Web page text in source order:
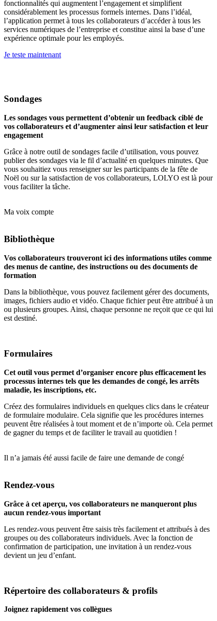
fonctionnalités qui augmentent l’engagement et simplifient
considérablement les processus formels internes. Dans l’idéal,
l’application permet à tous les collaborateurs d’accéder à tous les
services numériques de l’entreprise et constitue ainsi la base d’une
expérience optimale pour les employés.
Je teste maintenant
Sondages
Les sondages vous permettent d’obtenir un feedback ciblé de
vos collaborateurs et d’augmenter ainsi leur satisfaction et leur
engagement
Grâce à notre outil de sondages facile d’utilisation, vous pouvez
publier des sondages via le fil d’actualité en quelques minutes. Que
vous souhaitiez vous renseigner sur les participants de la fête de
Noël ou sur la satisfaction de vos collaborateurs, LOLYO est là pour
vous faciliter la tâche.
Ma voix compte
Bibliothèque
Vos collaborateurs trouveront ici des informations utiles comme
des menus de cantine, des instructions ou des documents de
formation
Dans la bibliothèque, vous pouvez facilement gérer des documents,
images, fichiers audio et vidéo. Chaque fichier peut être attribué à un
ou plusieurs groupes. Ainsi, chaque personne ne reçoit que ce qui lui
est destiné.
Formulaires
Cet outil vous permet d’organiser encore plus efficacement les
processus internes tels que les demandes de congé, les arrêts
maladie, les inscriptions, etc.
Créez des formulaires individuels en quelques clics dans le créateur
de formulaire modulaire. Cela signifie que les procédures internes
peuvent être réalisées à tout moment et de n’importe où. Cela permet
de gagner du temps et de faciliter le travail au quotidien !
Il n’a jamais été aussi facile de faire une demande de congé
Rendez-vous
Grâce à cet aperçu, vos collaborateurs ne manqueront plus
aucun rendez-vous important
Les rendez-vous peuvent être saisis très facilement et attribués à des
groupes ou des collaborateurs individuels. Avec la fonction de
confirmation de participation, une invitation à un rendez-vous
devient un jeu d’enfant.
Répertoire des collaborateurs & profils
Joignez rapidement vos collègues